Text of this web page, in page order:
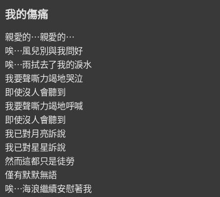
我的傷痛
親愛的⋯親愛的⋯
唉⋯風兒別與我問好
唉⋯雨拭去了我的淚水
我要聲嘶力竭地哭泣
即使沒人會聽到
我要聲嘶力竭地呼喊
即使沒人會聽到
我已對月亮訴說
我已對星星訴說
然而這都只是徒勞
僅有默默無語
唉⋯海浪繼續安慰著我